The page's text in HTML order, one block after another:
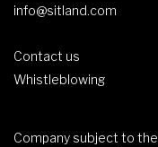
info@sitland.com
Contact us
Whistleblowing
Company subject to the